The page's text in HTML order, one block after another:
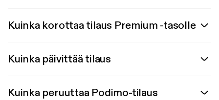
Kuinka korottaa tilaus Premium -tasolle
Kuinka päivittää tilaus
Kuinka peruuttaa Podimo-tilaus